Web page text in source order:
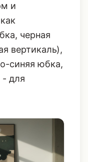
и
черная
вертикаль),
синяя юбка,
- для